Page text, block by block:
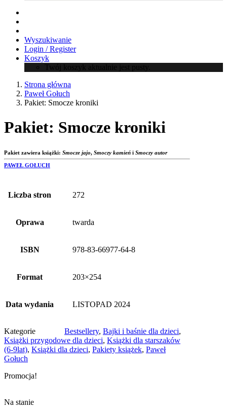
Wyszukiwanie
Login / Register
Koszyk
Twój koszyk aktualnie jest pusty.
Strona główna
Paweł Gołuch
Pakiet: Smocze kroniki
Pakiet: Smocze kroniki
Pakiet zawiera książki: Smocze jajo, Smoczy kamień i Smoczy autor
PAWEŁ GOŁUCH
Liczba stron 272
Oprawa twarda
ISBN 978-83-66977-64-8
Format 203×254
Data wydania LISTOPAD 2024
Kategorie Bestsellery, Bajki i baśnie dla dzieci,
Książki przygodowe dla dzieci, Książki dla starszaków
(6-9lat), Książki dla dzieci, Pakiety książek, Paweł
Gołuch
Promocja!
Na stanie